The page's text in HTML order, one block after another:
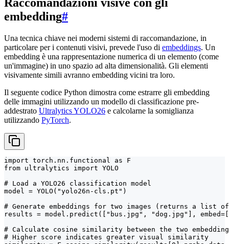
embedding#
Una tecnica chiave nei moderni sistemi di raccomandazione, in
particolare per i contenuti visivi, prevede l'uso di embeddings. Un
embedding è una rappresentazione numerica di un elemento (come
un'immagine) in uno spazio ad alta dimensionalità. Gli elementi
visivamente simili avranno embedding vicini tra loro.
Il seguente codice Python dimostra come estrarre gli embedding
delle immagini utilizzando un modello di classificazione pre-
addestrato Ultralytics YOLO26 e calcolarne la somiglianza
utilizzando PyTorch.
import torch.nn.functional as F
from ultralytics import YOLO
# Load a YOLO26 classification model
model = YOLO("yolo26n-cls.pt")
# Generate embeddings for two images (returns a list
results = model.predict(["bus.jpg", "dog.jpg"],
# Calculate cosine similarity between the two
# Higher score indicates greater visual similarity